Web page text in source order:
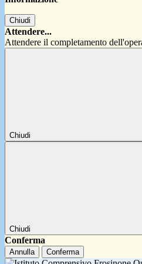
Chiudi
Attendere...
Attendere il completamento
Chiudi
Chiudi
Conferma
Annulla Conferma